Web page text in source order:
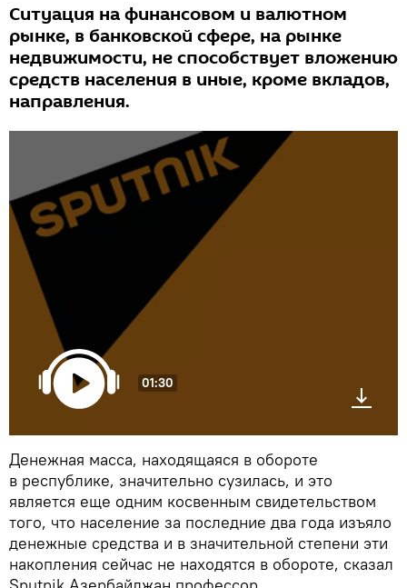
Cитуация на финансовом и валютном
рынке, в банковской сфере, на рынке
недвижимости, не способствует вложению
средств населения в иные, кроме вкладов,
направления.
01:30
Денежная масса, находящаяся в обороте
в республике, значительно сузилась, и это
является еще одним косвенным свидетельством
того, что население за последние два года изъяло
денежные средства и в значительной степени эти
накопления сейчас не находятся в обороте, сказал